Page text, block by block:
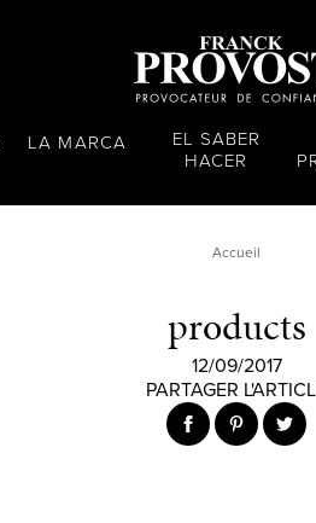
LA MARCA
EL SABER
HACER
Accueil
products
12/09/2017
PARTAGER